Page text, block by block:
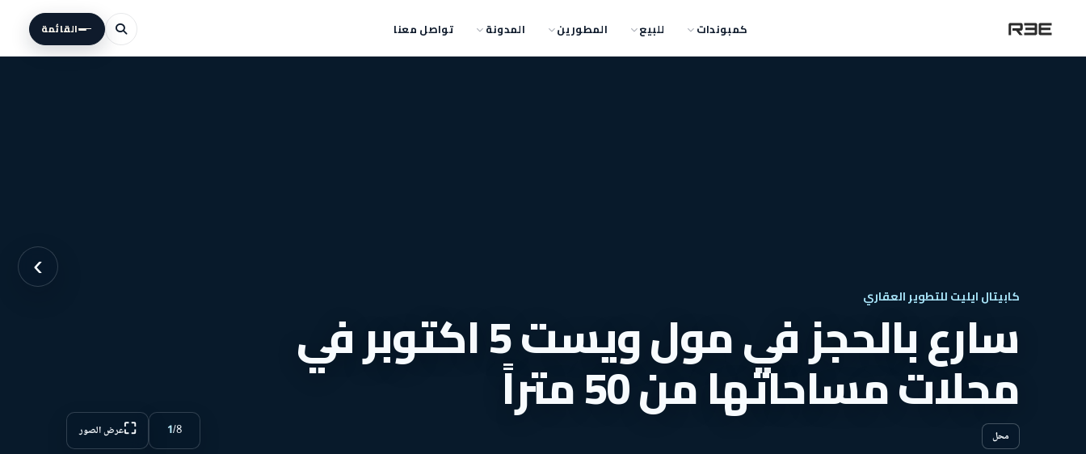
كمبوندات للبيع المطورين المدونة تواصل معنا القائمة
›
كابيتال ايليت للتطوير العقاري سارع بالحجز في مول ويست 5 اكتوبر في
محلات مساحاتها من 50 متراً
محل 1/8
⛶عرض الصور